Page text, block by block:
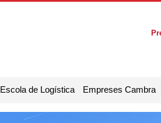
Escola de Logística Empreses Cambra